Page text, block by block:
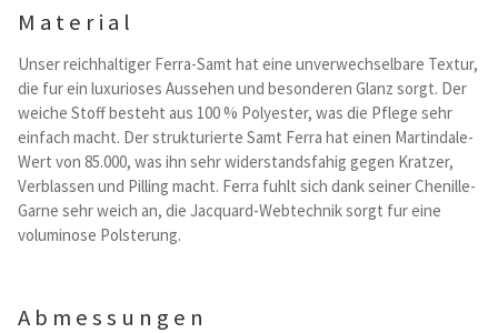
Material
Unser reichhaltiger Ferra-Samt hat eine unverwechselbare Textur,
die fur ein luxurioses Aussehen und besonderen Glanz sorgt. Der
weiche Stoff besteht aus 100 % Polyester, was die Pflege sehr
einfach macht. Der strukturierte Samt Ferra hat einen Martindale-
Wert von 85.000, was ihn sehr widerstandsfahig gegen Kratzer,
Verblassen und Pilling macht. Ferra fuhlt sich dank seiner Chenille-
Garne sehr weich an, die Jacquard-Webtechnik sorgt fur eine
voluminose Polsterung.
Abmessungen